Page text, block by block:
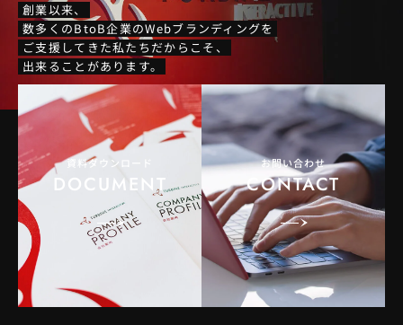
創業以来、
数多くのBtoB企業のWebブランディングを
ご支援してきた私たちだからこそ、
出来ることがあります。
資料ダウンロード
DOCUMENT
お問い合わせ
CONTACT